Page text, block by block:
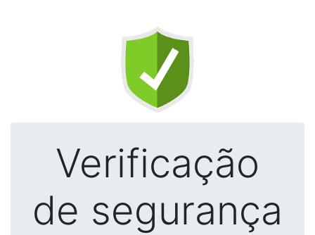
Verificação
de segurança